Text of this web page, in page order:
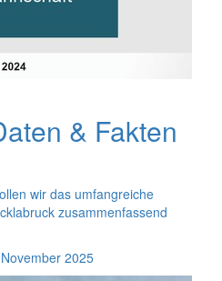
& Fakten
wir das umfangreiche
zusammenfassend
2025